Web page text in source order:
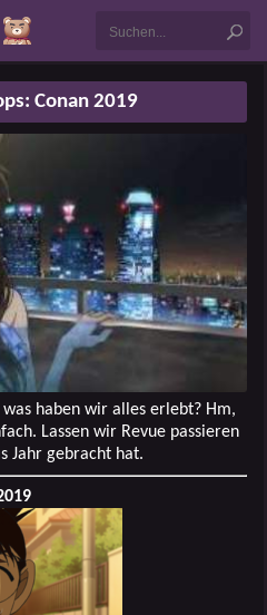
Conan 2019
haben wir alles erlebt? Hm,
Lassen wir Revue passieren
Jahr gebracht hat.